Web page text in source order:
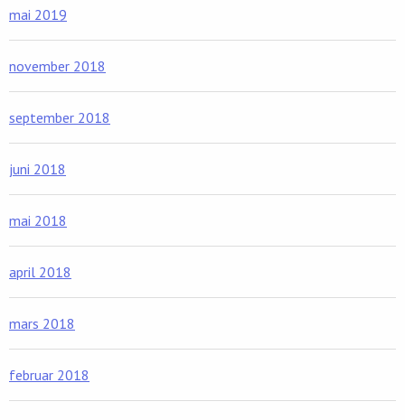
mai 2019
november 2018
september 2018
juni 2018
mai 2018
april 2018
mars 2018
februar 2018